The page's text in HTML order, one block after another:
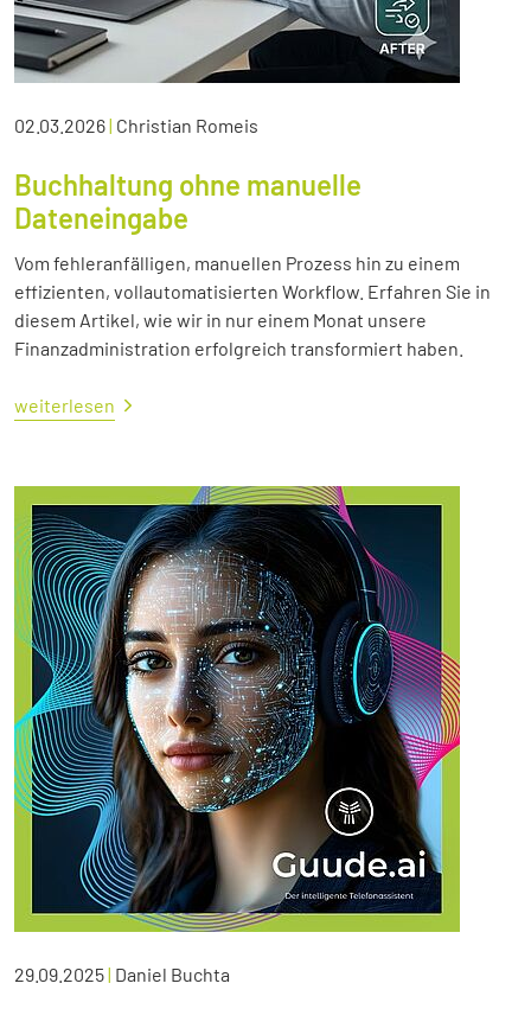
02.03.2026| Christian Romeis
Buchhaltung ohne manuelle
Dateneingabe
Vom fehleranfälligen, manuellen Prozess hin zu einem
effizienten, vollautomatisierten Workflow. Erfahren Sie in
diesem Artikel, wie wir in nur einem Monat unsere
Finanzadministration erfolgreich transformiert haben.
weiterlesen
29.09.2025| Daniel Buchta